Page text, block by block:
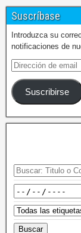
Suscríbase
Introduzca su
notificaciones de
Suscribirse